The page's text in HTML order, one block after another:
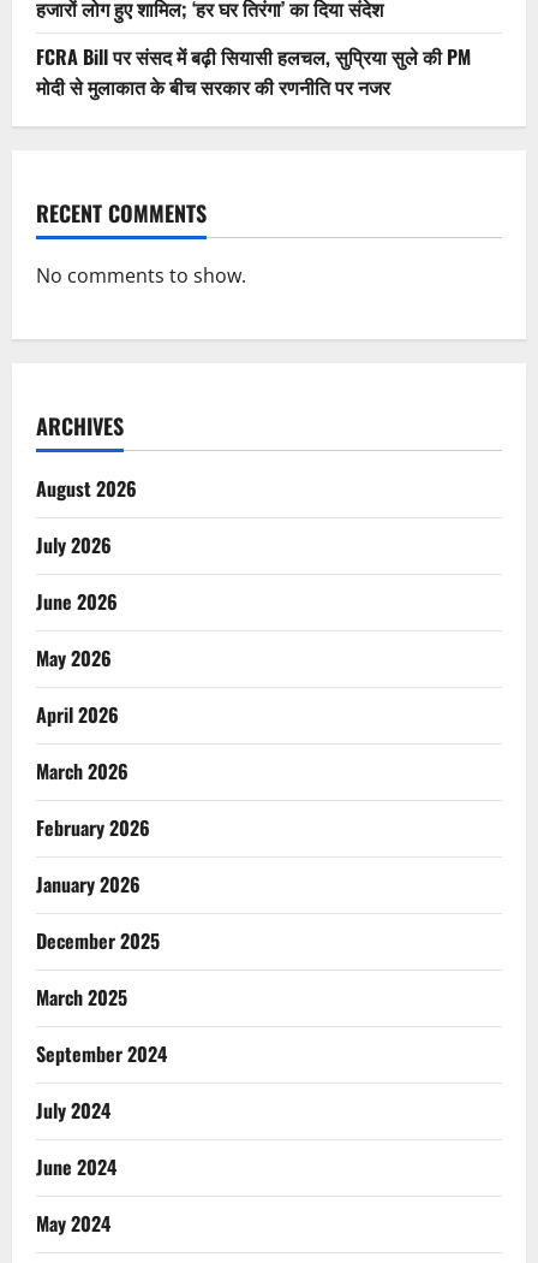
हजारों लोग हुए शामिल; ‘हर घर तिरंगा’ का दिया संदेश
FCRA Bill पर संसद में बढ़ी सियासी हलचल, सुप्रिया सुले की PM
मोदी से मुलाकात के बीच सरकार की रणनीति पर नजर
RECENT COMMENTS
No comments to show.
ARCHIVES
August 2026
July 2026
June 2026
May 2026
April 2026
March 2026
February 2026
January 2026
December 2025
March 2025
September 2024
July 2024
June 2024
May 2024